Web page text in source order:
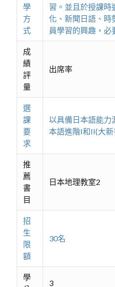
學
方
式
習。並且於授課時
化、新聞日語、時
員學習的興趣，必
成
績
評
量
出席率
選
課
要
求
以具備日本語能力
本語進階I和II(大新
推
薦
書
目
日本地理教室2
招
生
限
額
30名
學
3